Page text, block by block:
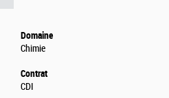
Domaine
Chimie
Contrat
CDI